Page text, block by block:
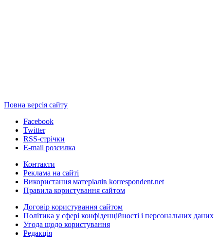
Повна версія сайту
Facebook
Twitter
RSS-стрічки
E-mail розсилка
Контакти
Реклама на сайті
Використання матеріалів korrespondent.net
Правила користування сайтом
Договір користування сайтом
Політика у сфері конфіденційності і персональних даних
Угода щодо користування
Редакція